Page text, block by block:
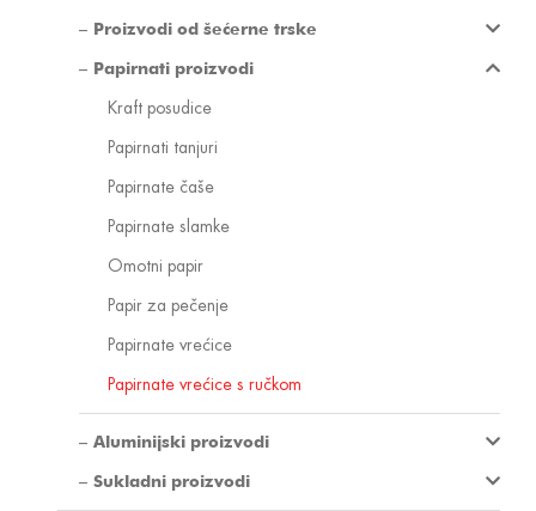
Proizvodi od šećerne trske
Papirnati proizvodi
Kraft posudice
Papirnati tanjuri
Papirnate čaše
Papirnate slamke
Omotni papir
Papir za pečenje
Papirnate vrećice
Papirnate vrećice s ručkom
Aluminijski proizvodi
Sukladni proizvodi